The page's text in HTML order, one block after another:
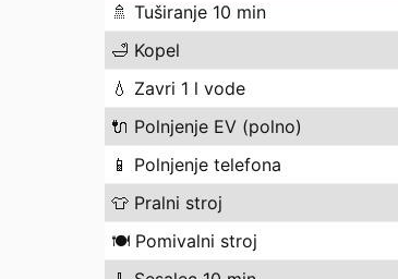
🚿 Tuširanje 10 min
🛁 Kopel
💧 Zavri 1 l vode
🔌 Polnjenje EV (polno)
📱 Polnjenje telefona
👕 Pralni stroj
🍽️ Pomivalni stroj